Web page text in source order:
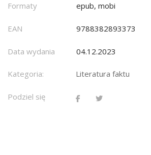
Formaty epub, mobi
EAN 9788382893373
Data wydania 04.12.2023
Kategoria: Literatura faktu
Podziel się